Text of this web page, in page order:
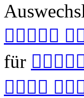

für
